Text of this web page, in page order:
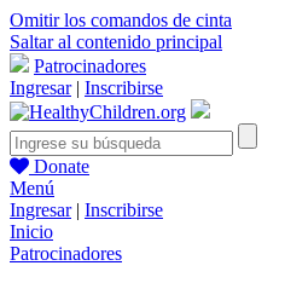
Omitir los comandos de cinta
Saltar al contenido principal
Patrocinadores
Ingresar| Inscribirse
Donate
Menú
Ingresar| Inscribirse
Inicio
Patrocinadores